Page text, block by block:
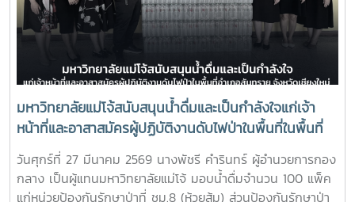
มหาวิทยาลัยแม่โจ้สนับสนุนน้ำดื่มและเป็นกำลังใจแก่เจ้า
หน้าที่และอาสาสมัครผู้ปฏิบัติงานดับไฟป่าในพื้นที่ในพื้นที่
อำเภอสันทราย จังหวัดเชียงใหม่
วันศุกร์ที่ 27 มีนาคม 2569 นางพัชรี คำรินทร์ ผู้อำนวยการกอง
กลาง เป็นผู้แทนมหาวิทยาลัยแม่โจ้ มอบน้ำดื่มจำนวน 100 แพ็ค
แก่หน่วยป้องกันรักษาป่าที่ ชม.8 (ห้วยส้ม) ส่วนป้องกันรักษาป่า